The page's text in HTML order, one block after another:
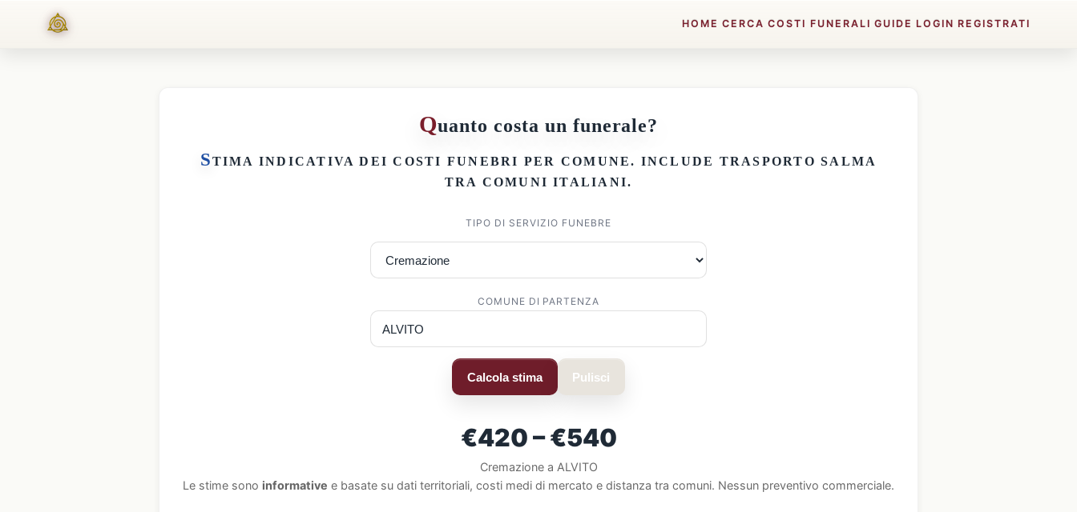
HOME CERCA COSTI FUNERALI GUIDE LOGIN REGISTRATI
Quanto costa un funerale?
STIMA INDICATIVA DEICOSTI FUNEBRI PER COMUNE. INCLUDE TRASPORTO SALMA
TRA COMUNI ITALIANI.
TIPO DI SERVIZIO FUNEBRE
COMUNE DI PARTENZA
Calcola stima Pulisci
€420 – €540
Cremazione a ALVITO
Le stime sono informative e basate su dati territoriali, costi medi di mercato e distanza tra comuni. Nessun preventivo commerciale.